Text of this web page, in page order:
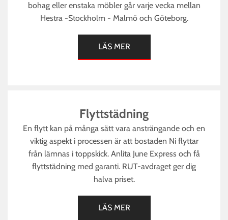
bohag eller enstaka möbler går varje vecka mellan
Hestra -Stockholm - Malmö och Göteborg.
LÄS MER
Flyttstädning
En flytt kan på många sätt vara ansträngande och en
viktig aspekt i processen är att bostaden Ni flyttar
från lämnas i toppskick. Anlita June Express och få
flyttstädning med garanti. RUT-avdraget ger dig
halva priset.
LÄS MER